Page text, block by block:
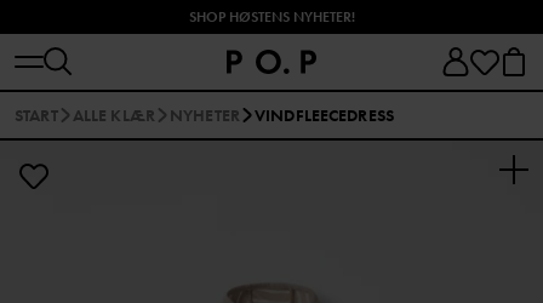
SHOP HØSTENS NYHETER!
START ALLE KLÆR NYHETER VINDFLEECEDRESS